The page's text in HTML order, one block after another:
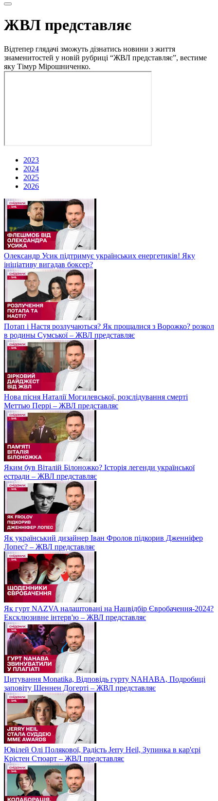
ЖВЛ представляє
Відтепер глядачі зможуть дізнатись новини з життя
знаменитостей у новій рубриці “ЖВЛ представляє”, вестиме
яку Тімур Мірошниченко.
2023
2024
2025
2026
Олександр Усик підтримує українських енергетиків! Яку
ініціативу вигадав боксер?
Потап і Настя розлучаються? Як прощалися з Ворожко? розкол
в родины Сумської – ЖВЛ представляє
Нова пісня Наталії Могилевської, розслідування смерті
Меттью Перрі – ЖВЛ представляє
Яким був Віталій Білоножко? Історія легенди української
естради – ЖВЛ представляє
Як український дизайнер Іван Фролов підкорив Дженніфер
Лопес? – ЖВЛ представляє
Як гурт NAZVA налаштовані на Нацвідбір Євробачення-2024?
Ексклюзивне інтерв'ю – ЖВЛ представляє
Цитування Monatikа, Відповідь гурту NAHABA, Подробиці
заповіту Шеннен Догерті – ЖВЛ представляє
Ювілей Олі Полякової, Радість Jerry Heil, Зупинка в кар'єрі
Крістен Стюарт – ЖВЛ представляє